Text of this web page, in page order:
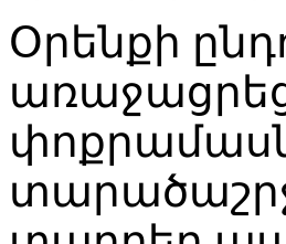
Օրենքի